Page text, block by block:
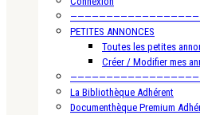
PETITES ANNONCES
Toutes les petites
Créer / Modifier mes
La Bibliothèque Adhérent
Documenthèque Premium